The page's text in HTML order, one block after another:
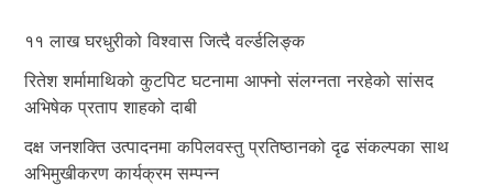
११ लाख घरधुरीको विश्वास जित्दै वर्ल्डलिङ्क
रितेश शर्मामाथिको कुटपिट घटनामा आफ्नो संलग्नता नरहेको सांसद
अभिषेक प्रताप शाहको दाबी
दक्ष जनशक्ति उत्पादनमा कपिलवस्तु प्रतिष्ठानको दृढ संकल्पका साथ
अभिमुखीकरण कार्यक्रम सम्पन्न